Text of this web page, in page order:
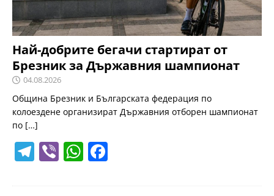
Най-добрите бегачи стартират от
Брезник за Държавния шампионат
04.08.2026
Община Брезник и Българската федерация по
колоездене организират Държавния отборен шампионат
по […]
T Vi W